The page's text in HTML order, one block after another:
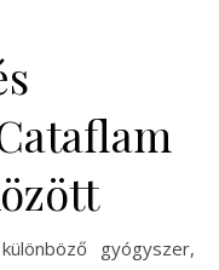
gyógyszer,